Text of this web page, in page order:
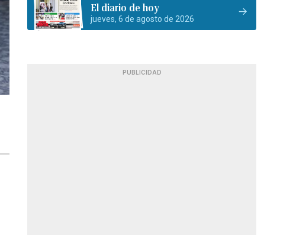
El diario de hoy
jueves, 6 de agosto de 2026
PUBLICIDAD